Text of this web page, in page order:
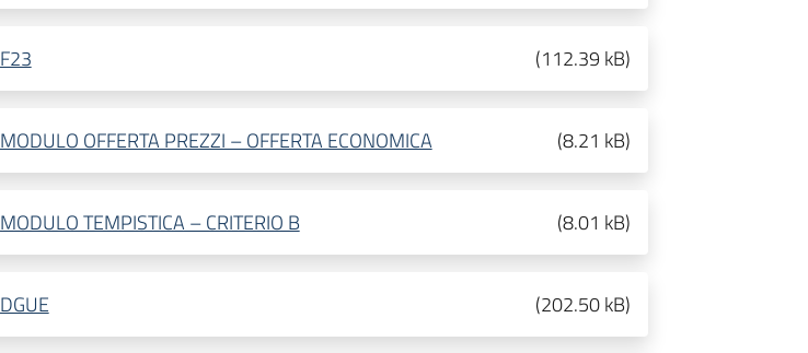
F23 (112.39 kB)
MODULO OFFERTA PREZZI – OFFERTA ECONOMICA (8.21 kB)
MODULO TEMPISTICA – CRITERIO B (8.01 kB)
DGUE (202.50 kB)